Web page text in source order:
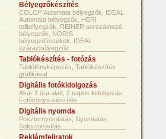
Bélyegzőkészítés
COLOP Automata bélyegzők, IDEAL
Automata bélyegzők, HERI
tollbélyegzők, REINER sorszámozó
bélyegzők, NORIS
bélyegzőfestékek, IDEAL
szárazbélyegzők
Tablókészítés - fotózás
Tablófényképezés, Tablókészítés
grafikával
Digitális fotókidolgozás
Akár 1 óra alatt, 2 napos kidolgozás,
Fotókönyv-készítés
Digitális nyomda
Poszternyomtatás, Nyomtatás,
Sokszorosítás
Reklámfeliratok